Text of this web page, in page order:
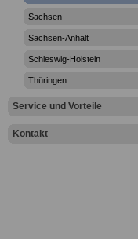
Sachsen
Sachsen-Anhalt
Schleswig-Holstein
Thüringen
Service und Vorteile
Kontakt